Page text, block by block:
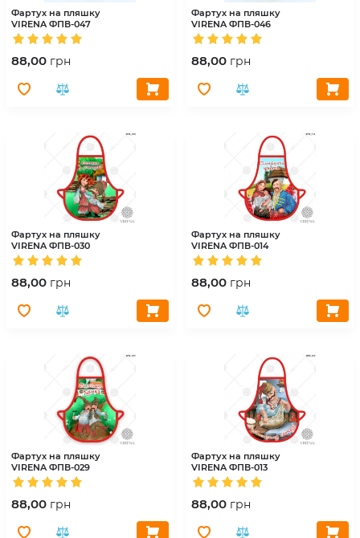
Фартух на пляшку
VIRENA ФПВ-047
88,00 грн
Фартух на пляшку
VIRENA ФПВ-046
88,00 грн
Фартух на пляшку
VIRENA ФПВ-030
88,00 грн
Фартух на пляшку
VIRENA ФПВ-014
88,00 грн
Фартух на пляшку
VIRENA ФПВ-029
88,00 грн
Фартух на пляшку
VIRENA ФПВ-013
88,00 грн